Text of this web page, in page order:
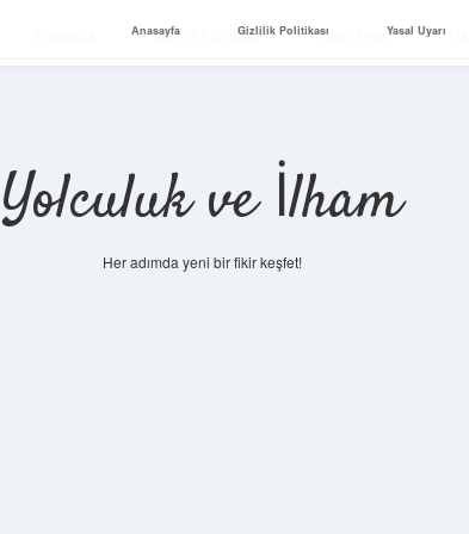
Gizlilik Politikası Yasal Uyarı
Yolculuk ve İlham
Her adımda yeni bir fikir keşfet!
Anasayfa Gizlilik Politikası Yasal Uyarı